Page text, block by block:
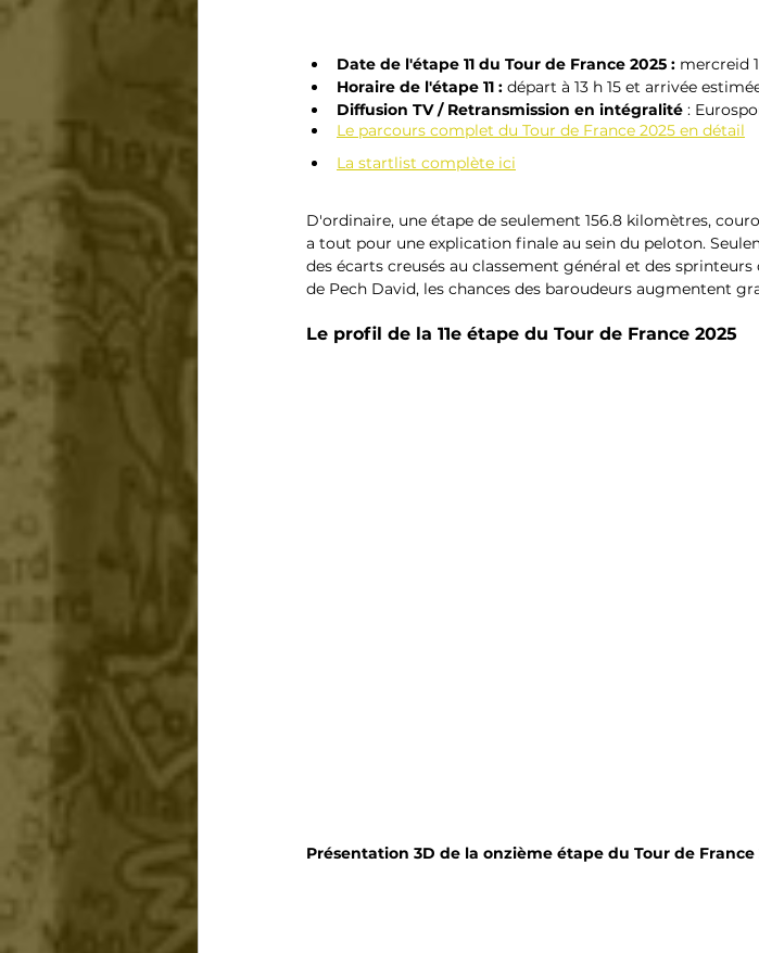
Date de l'étape 11 du Tour de France 2025 : mercreid
Horaire de l'étape 11 : départ à 13 h 15 et arrivée
Diffusion TV / Retransmission en intégralité :
Le parcours complet du Tour de France 2025 en détail
La startlist complète ici
D'ordinaire, une étape de seulement 156.8 kilomètres,
a tout pour une explication finale au sein du peloton.
des écarts creusés au classement général et des
de Pech David, les chances des baroudeurs augmentent
Le profil de la 11e étape du Tour de France 2025
Présentation 3D de la onzième étape du Tour de France